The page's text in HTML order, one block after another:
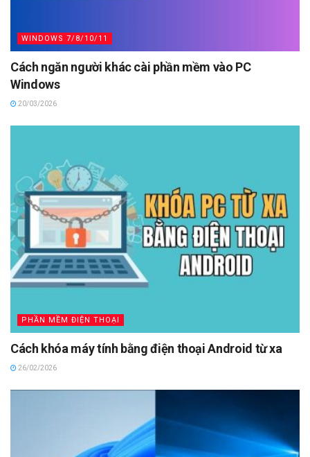
WINDOWS 7/8/10/11
Cách ngăn người khác cài phần mềm vào PC
Windows
20/03/2026
PHẦN MỀM ĐIỆN THOẠI
Cách khóa máy tính bằng điện thoại Android từ xa
26/02/2026